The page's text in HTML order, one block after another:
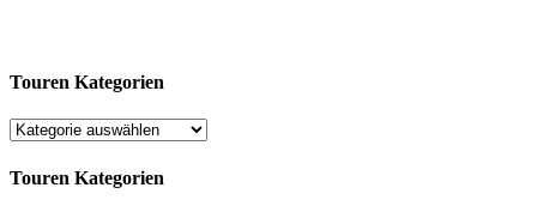
Touren Kategorien
Touren Kategorien